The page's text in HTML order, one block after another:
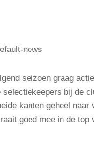
seizoen graag
bij de
kanten geheel naar
goed mee in de